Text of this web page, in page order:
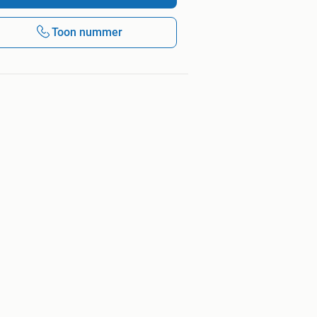
Toon nummer